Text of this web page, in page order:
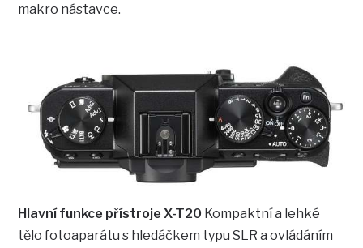
makro nástavce.
Hlavní funkce přístroje X-T20 Kompaktní a lehké
tělo fotoaparátu s hledáčkem typu SLR a ovládáním